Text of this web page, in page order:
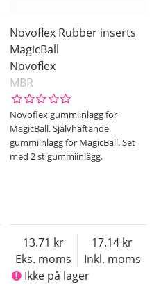
Novoflex Rubber inserts
MagicBall
Novoflex
MBR
Novoflex gummiinlägg för
MagicBall. Självhäftande
gummiinlägg för MagicBall. Set
med 2 st gummiinlägg.
Eks. moms
13.71
Inkl. moms
17.14
Ikke på lager